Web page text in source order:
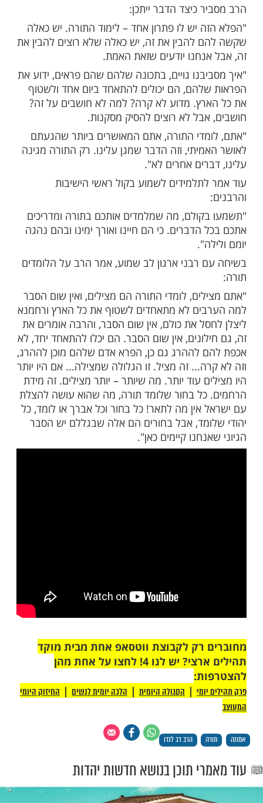
ישיבת "היכל יהודה" דרש הרב דב לנדו,
הליטאי, על חשיבות התורה. דברי הרב
קול חי.
להבין מבחינה הגיונית את המצב הזה
אמר. "כל הגויים מסביב רצו להרוג, ואי
בשום אופן איך הם לא הצליחו".
כיצד הדבר ייתכן:
יש לו פתרון אחד – לימוד התורה. יש כאלה
להבין את זה, יש כאלה שלא רוצים להבין את
יודעים שזאת האמת.
גויים, בתכונה שלהם שהם פראים, ידוע את
הם יכולים להתאחד ביום אחד ולשטוף
מדוע לא קרה? למה לא חושבים על זה?
לא רוצים להסיק מסקנות.
התורה, אתם המאושרים ביותר שהגעתם
וזה הדבר שמגן עלינו. רק התורה מגינה
אחרים לא".
לשמוע בקול ראשי הישיבות
מה שמלמדים אותכם בתורה ומדריכים
כי הם חיינו ואורך ימינו ובהם נהגה
עוד יותר. מה שיותר – יותר מצילים. זה מידת
בחור שלומד תורה, מה שהוא עושה להצלת
אין מה לתאר! כל בחור וכל אברך או לומד, כל
אבל בחורים הם אלה שבגללם יש הסבר
קיימים כאן".